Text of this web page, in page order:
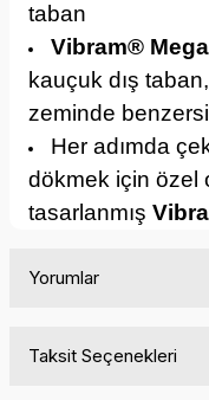
taban
Vibram®
kauçuk dış
zeminde
Her adımda
dökmek için özel
tasarlanmış
Yorumlar
Taksit Seçenekleri